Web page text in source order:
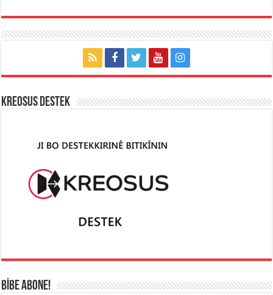
KREOSUS DESTEK
BİBE ABONE!